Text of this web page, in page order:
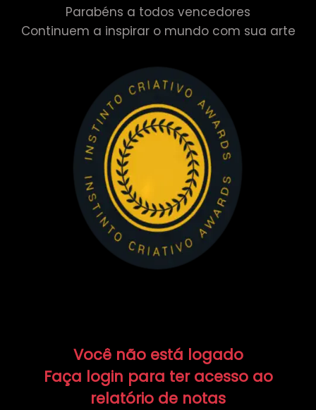
Parabéns a todos vencedores
Continuem a inspirar o mundo com sua arte
Você não está logado
Faça login para ter acesso ao
relatório de notas